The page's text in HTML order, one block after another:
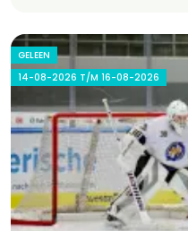
GELEEN
14-08-2026 T/M 16-08-2026